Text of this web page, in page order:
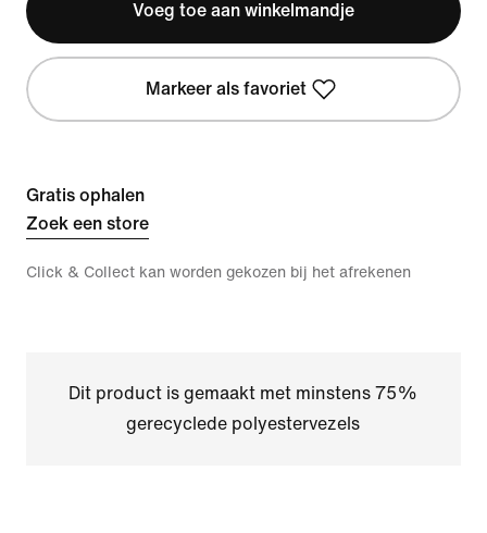
Voeg toe aan winkelmandje
Markeer als favoriet
Gratis ophalen
Zoek een store
Click & Collect kan worden gekozen bij het afrekenen
Dit product is gemaakt met minstens 75%
gerecyclede polyestervezels